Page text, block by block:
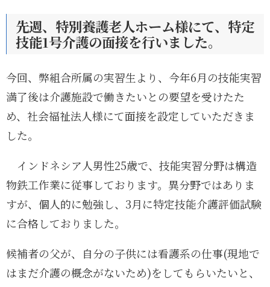
先週、特別養護老人ホーム様にて、特定
技能1号介護の面接を行いました。
今回、弊組合所属の実習生より、今年6月の技能実習
満了後は介護施設で働きたいとの要望を受けたた
め、社会福祉法人様にて面接を設定していただきま
した。
インドネシア人男性25歳で、技能実習分野は構造
物鉄工作業に従事しております。異分野ではありま
すが、個人的に勉強し、3月に特定技能介護評価試験
に合格しておりました。
候補者の父が、自分の子供には看護系の仕事(現地で
はまだ介護の概念がないため)をしてもらいたいと、